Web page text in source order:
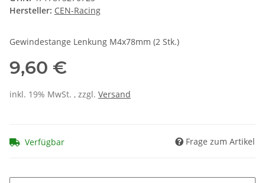
Hersteller: CEN-Racing
Gewindestange Lenkung M4x78mm (2 Stk.)
9,60 €
inkl. 19% MwSt. , zzgl. Versand
Verfügbar Frage zum Artikel